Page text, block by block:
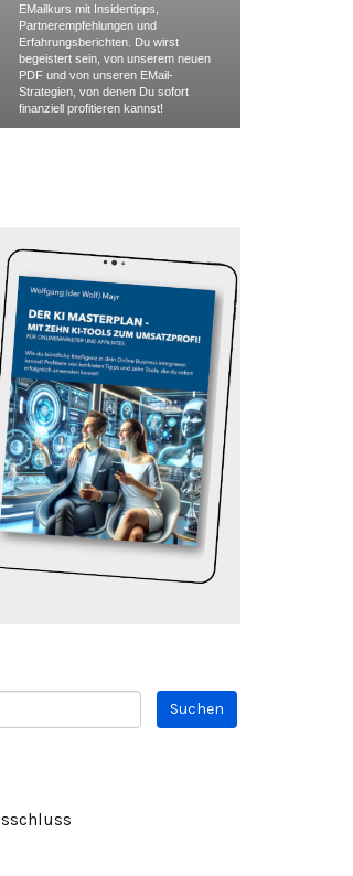
EMailkurs mit Insidertipps,
Partnerempfehlungen und
Erfahrungsberichten. Du wirst
begeistert sein, von unserem neuen
PDF und von unseren EMail-
Strategien, von denen Du sofort
finanziell profitieren kannst!